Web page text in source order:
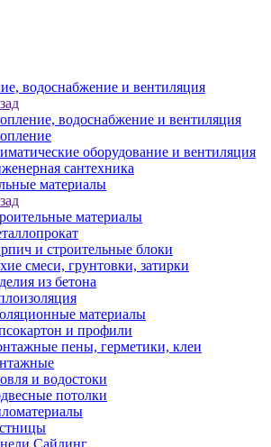
водоснабжение и вентиляция
водоснабжение и вентиляция
оборудование и вентиляция
сантехника
материалы
материалы
и строительные блоки
смеси, грунтовки, затирки
из бетона
материалы
и профили
пены, герметики, клеи
и водостоки
потолки